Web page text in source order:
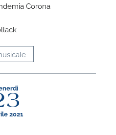
Corona
2021